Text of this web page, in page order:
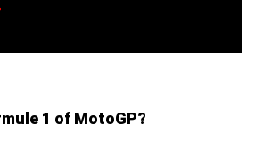
1 of MotoGP?